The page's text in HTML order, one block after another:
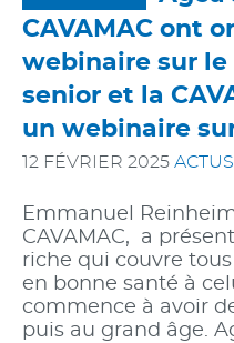
CAVAMAC ont
webinaire sur
senior et la
un webinaire
12 FÉVRIER 2025 ACTUS
Emmanuel
CAVAMAC, a
riche qui couvre
en bonne santé à
commence à avoir
puis au grand âge.